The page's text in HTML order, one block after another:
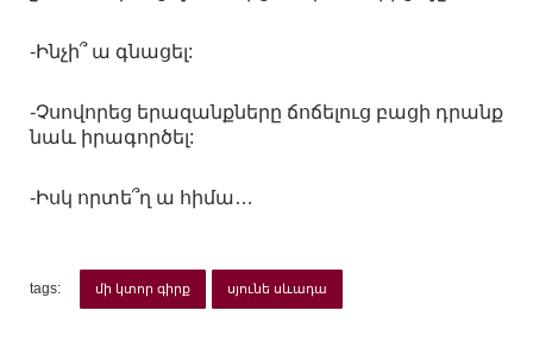
-Ինչի՞ ա գնացել:
-Չսովորեց երազանքները ճոճելուց բացի դրանք
նաև իրագործել:
-Իսկ որտե՞ղ ա հիմա…
tags: մի կտոր գիրք սյունե սևադա